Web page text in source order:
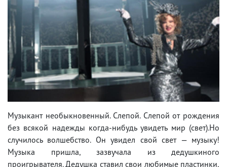
Музыкант необыкновенный. Слепой. Слепой от рождения
без всякой надежды когда-нибудь увидеть мир (свет).Но
случилось волшебство. Он увидел свой свет — музыку!
Музыка пришла, зазвучала из дедушкиного
проигрывателя. Дедушка ставил свои любимые пластинки,